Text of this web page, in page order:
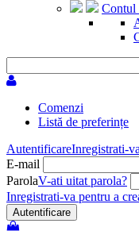
Contul
Comenzi
Listă de preferințe
AutentificareInregistrati-va
E-mail
ParolaV-ati uitat parola?
Inregistrati-va pentru a
Autentificare